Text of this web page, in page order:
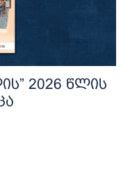
2026 წლის